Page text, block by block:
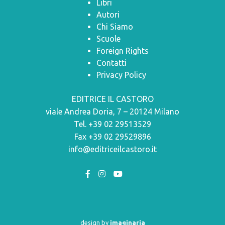
Libri
Autori
Chi Siamo
Scuole
Foreign Rights
Contatti
Privacy Policy
EDITRICE IL CASTORO
viale Andrea Doria, 7 – 20124 Milano
Tel. +39 02 29513529
Fax +39 02 29529896
info@editriceilcastoro.it
design by imaginaria